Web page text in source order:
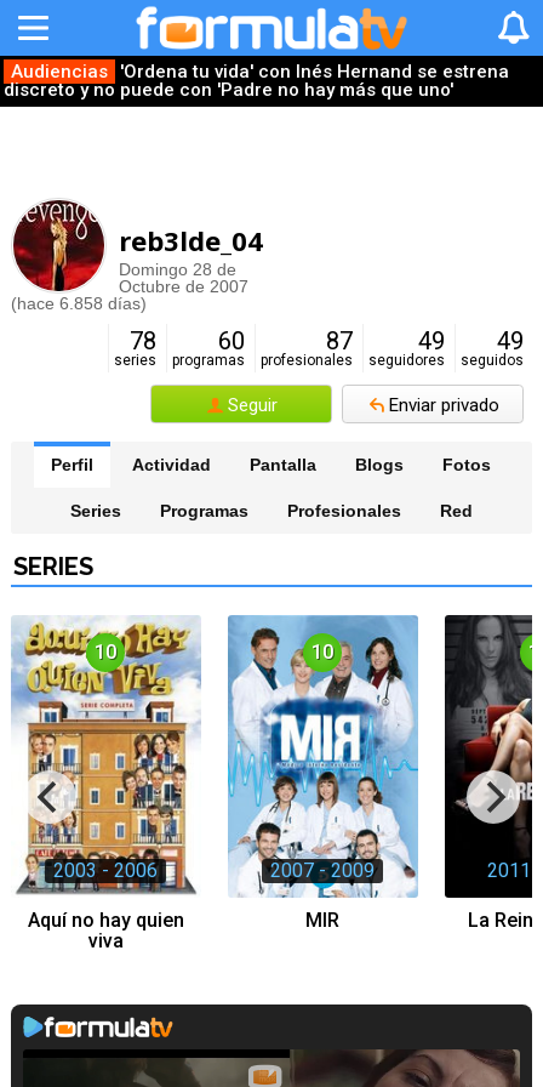
Audiencias
'Ordena tu vida' con Inés Hernand se estrena
discreto y no puede con 'Padre no hay más que uno'
reb3lde_04
Domingo 28 de
Octubre de 2007
(hace 6.858 días)
78
series
60
programas
87
profesionales
49
seguidores
49
seguidos
Seguir Enviar privado
Perfil Actividad Pantalla Blogs Fotos
Series Programas Profesionales Red
SERIES
2003 - 2006
10
Aquí no hay quien
viva
2007 - 2009
10
MIR
2011
La